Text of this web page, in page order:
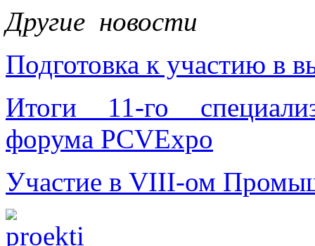
Другие новости
Подготовка к участию в
Итоги 11-го
форума PCVExpo
Участие в VIII-ом